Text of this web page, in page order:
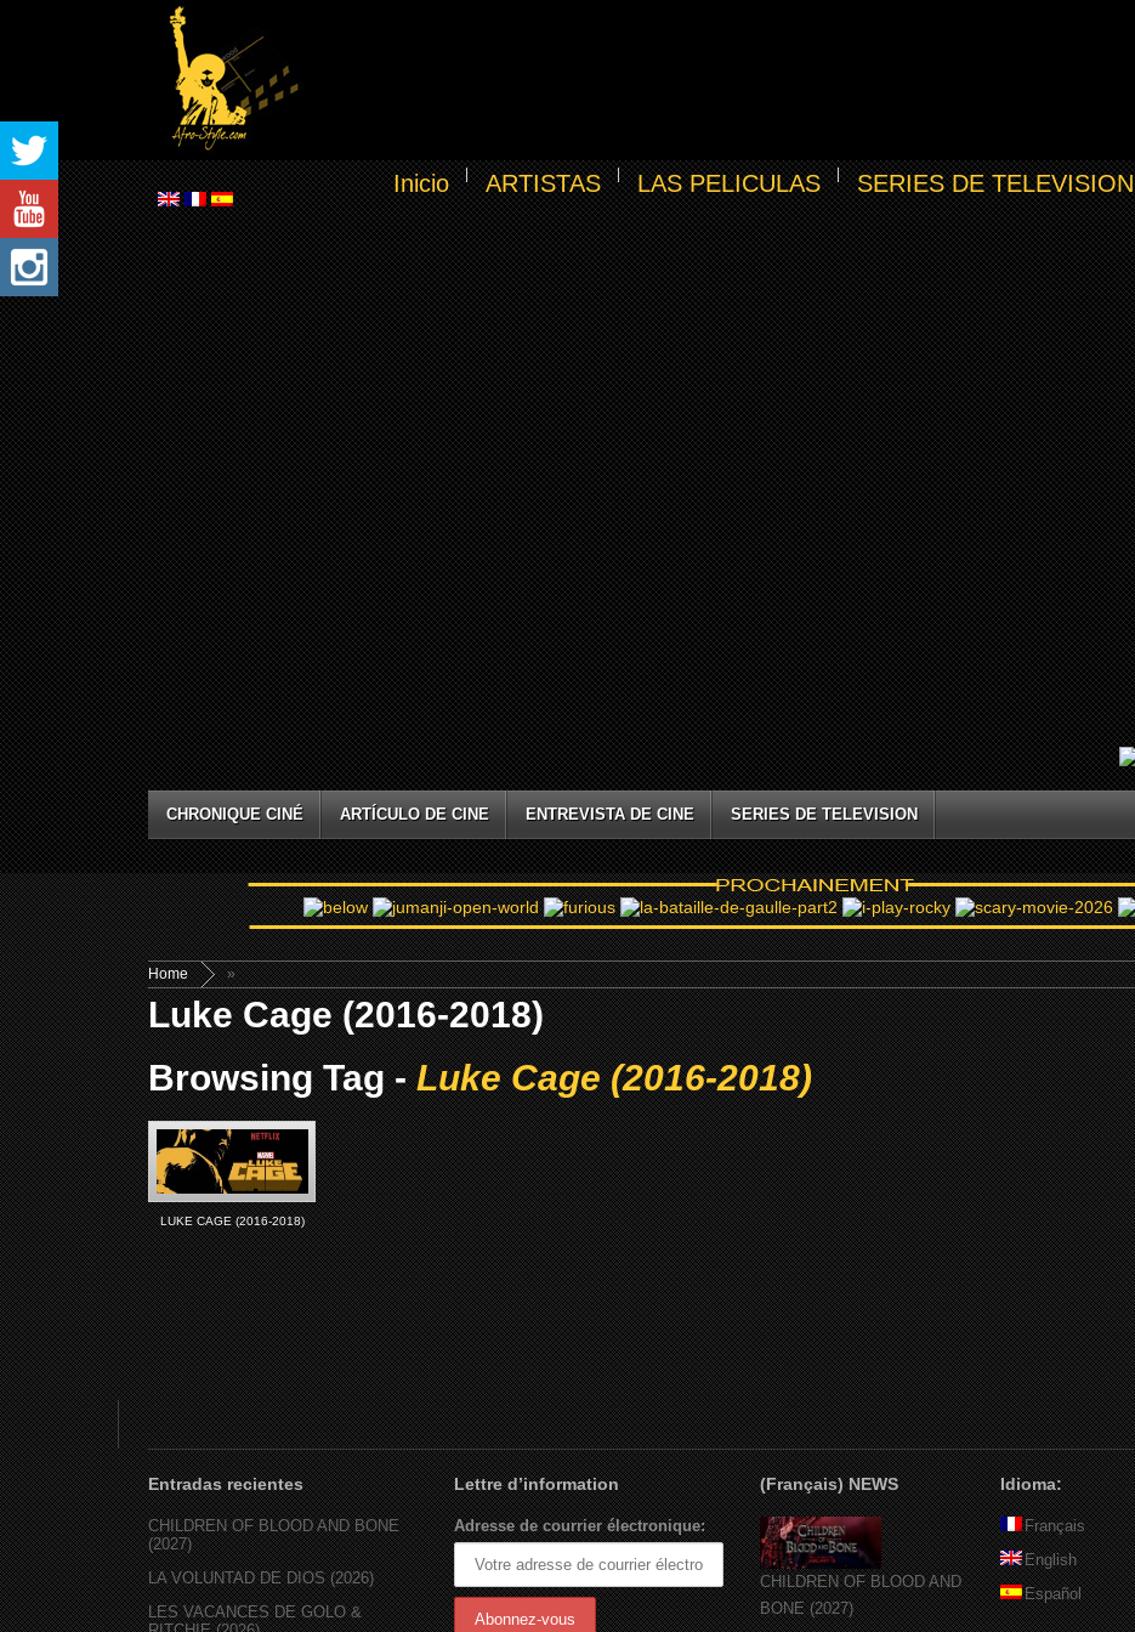
Inicio ARTISTAS LAS PELICULAS SERIES DE TELEVISION
CHRONIQUE CINÉ ARTÍCULO DE CINE ENTREVISTA DE CINE SERIES DE TELEVISION
Home »
Luke Cage (2016-2018)
Browsing Tag -Luke Cage (2016-2018)
LUKE CAGE (2016-2018)
Entradas recientes
CHILDREN OF BLOOD AND BONE
(2027)
LA VOLUNTAD DE DIOS (2026)
LES VACANCES DE GOLO &
Lettre d’information
Adresse de courrier électronique:
(Français) NEWS
CHILDREN OF BLOOD AND
BONE (2027)
Idioma:
Français
English
Español